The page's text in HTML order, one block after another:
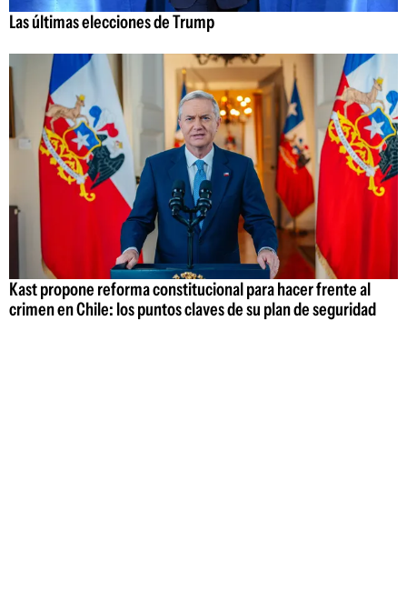
Las últimas elecciones de Trump
Kast propone reforma constitucional para hacer frente al
crimen en Chile: los puntos claves de su plan de seguridad